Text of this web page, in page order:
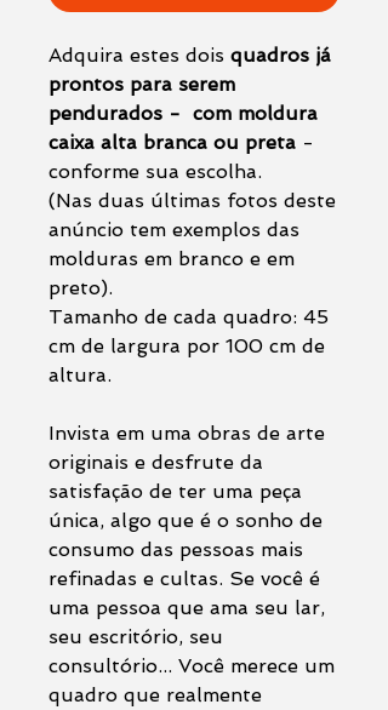
Adquira estes dois quadros já
prontos para serem
pendurados - com moldura
caixa alta branca ou preta -
conforme sua escolha.
(Nas duas últimas fotos deste
anúncio tem exemplos das
molduras em branco e em
preto).
Tamanho de cada quadro: 45
cm de largura por 100 cm de
altura.
Invista em uma obras de arte
originais e desfrute da
satisfação de ter uma peça
única, algo que é o sonho de
consumo das pessoas mais
refinadas e cultas. Se você é
uma pessoa que ama seu lar,
seu escritório, seu
consultório... Você merece um
quadro que realmente